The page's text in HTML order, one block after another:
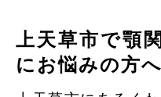
上天草市で顎
にお悩みの方へ